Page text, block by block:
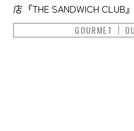
店『THE SANDWICH CLUB』
GOURMET OU